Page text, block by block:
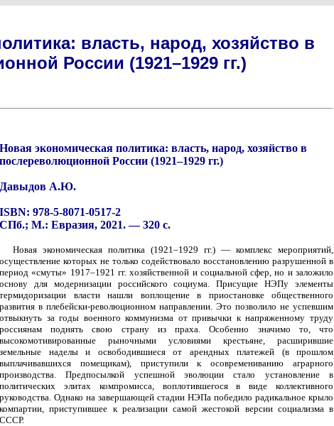
власть, народ, хозяйство в
России (1921–1929 гг.)
Новая экономическая политика: власть, народ, хозяйство в
послереволюционной России (1921–1929 гг.)
Давыдов А.Ю.
ISBN: 978-5-8071-0517-2
СПб.; М.: Евразия, 2021. — 320 с.
Новая экономическая политика (1921–1929 гг.) — комплекс мероприятий,
осуществление которых не только содействовало восстановлению разрушенной в
период «смуты» 1917–1921 гг. хозяйственной и социальной сфер, но и заложило
основу для модернизации российского социума. Присущие НЭПу элементы
термидоризации власти нашли воплощение в приостановке общественного
развития в плебейски-революционном направлении. Это позволило не успевшим
отвыкнуть за годы военного коммунизма от привычки к напряженному труду
россиянам поднять свою страну из праха. Особенно значимо то, что
высокомотивированные рыночными условиями крестьяне, расширившие
земельные наделы и освободившиеся от арендных платежей (в прошлом
выплачивавшихся помещикам), приступили к осовремениванию аграрного
производства. Предпосылкой успешной эволюции стало установление в
политических элитах компромисса, воплотившегося в виде коллективного
руководства. Однако на завершающей стадии НЭПа победило радикальное крыло
компартии, приступившее к реализации самой жестокой версии социализма в
СССР.